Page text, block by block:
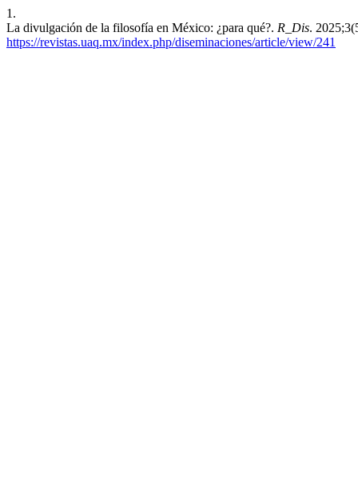
1.
La divulgación de la filosofía en México: ¿para qué?. R_Dis.
https://revistas.uaq.mx/index.php/diseminaciones/article/view/241